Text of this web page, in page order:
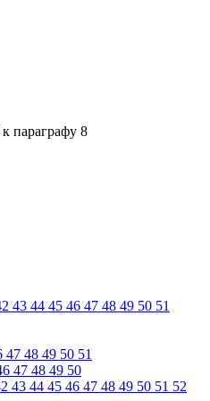
параграфу 8
43 44 45 46 47 48 49 50 51
47 48 49 50 51
47 48 49 50
43 44 45 46 47 48 49 50 51 52